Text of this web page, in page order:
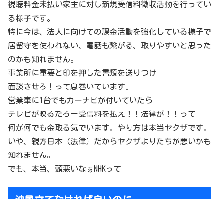
視聴料金未払い家主に対し新規受信料徴収活動を行ってい
る様子です。
特に今は、法人に向けての課金活動を強化している様子で
居留守を使われない、電話も繋がる、取りやすいと思った
のかも知れません。
事業所に重要と印を押した書類を送りつけ
面談させろ！って息巻いています。
営業車に1台でもカーナビが付いていたら
テレビが映るだろー受信料を払え！！法律が！！って
何が何でも金取る気でいます。やり方は本当ヤクザです。
いや、親方日本（法律）だからヤクザよりたちが悪いかも
知れません。
でも、本当、頭悪いなぁNHKって